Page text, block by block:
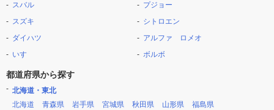
スバル
スズキ
ダイハツ
いすゞ
プジョー
シトロエン
アルファ ロメオ
ボルボ
都道府県から探す
北海道・東北
北海道
青森県 岩手県 宮城県 秋田県 山形県 福島県